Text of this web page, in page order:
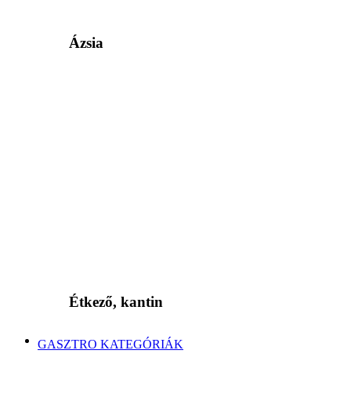
Ázsia
Étkező, kantin
GASZTRO KATEGÓRIÁK